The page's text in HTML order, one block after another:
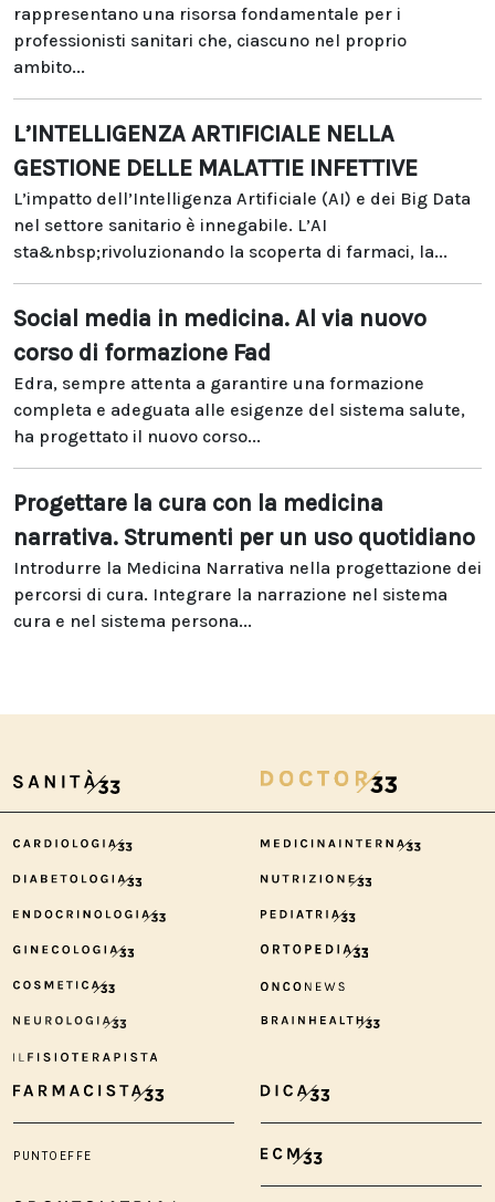
rappresentano una risorsa fondamentale per i
professionisti sanitari che, ciascuno nel proprio
ambito...
L’INTELLIGENZA ARTIFICIALE NELLA
GESTIONE DELLE MALATTIE INFETTIVE
L’impatto dell’Intelligenza Artificiale (AI) e dei Big Data
nel settore sanitario è innegabile. L’AI
sta&nbsp;rivoluzionando la scoperta di farmaci, la...
Social media in medicina. Al via nuovo
corso di formazione Fad
Edra, sempre attenta a garantire una formazione
completa e adeguata alle esigenze del sistema salute,
ha progettato il nuovo corso...
Progettare la cura con la medicina
narrativa. Strumenti per un uso quotidiano
Introdurre la Medicina Narrativa nella progettazione dei
percorsi di cura. Integrare la narrazione nel sistema
cura e nel sistema persona...